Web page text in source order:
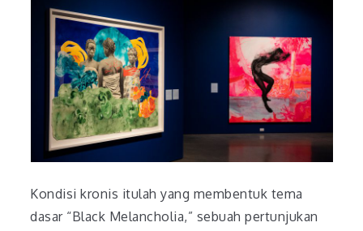
Kondisi kronis itulah yang membentuk tema
dasar “Black Melancholia,” sebuah pertunjukan